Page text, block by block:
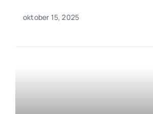
oktober 15, 2025